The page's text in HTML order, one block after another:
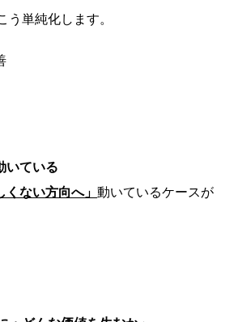
う単純化します。
いている
くない方向へ」動いているケースが